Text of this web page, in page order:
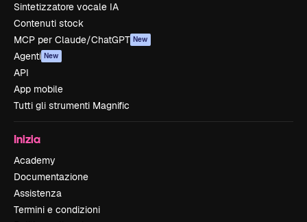
Sintetizzatore vocale IA
Contenuti stock
MCP per Claude/ChatGPT New
Agenti New
API
App mobile
Tutti gli strumenti Magnific
Inizia
Academy
Documentazione
Assistenza
Termini e condizioni